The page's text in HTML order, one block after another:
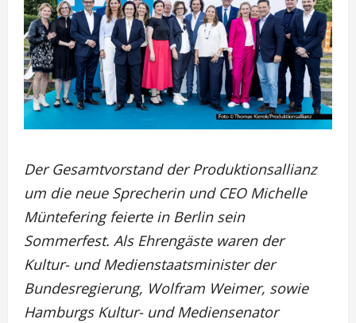
Der Gesamtvorstand der Produktionsallianz
um die neue Sprecherin und CEO Michelle
Müntefering feierte in Berlin sein
Sommerfest. Als Ehrengäste waren der
Kultur- und Medienstaatsminister der
Bundesregierung, Wolfram Weimer, sowie
Hamburgs Kultur- und Mediensenator